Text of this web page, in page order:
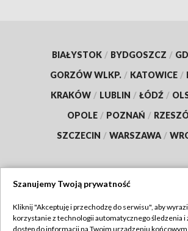
BIAŁYSTOK / BYDGOSZCZ /
GORZÓW WLKP. / KATOWICE /
KRAKÓW / LUBLIN / ŁÓDŹ /
OPOLE / POZNAŃ /
SZCZECIN / WARSZAWA /
TVP
Szanujemy Twoją prywatność
Kliknij "Akceptuję i przechodzę do serwisu", aby
korzystanie z technologii automatycznego śledzenia i
dostęp do informacji na Twoim urządzeniu końcowym